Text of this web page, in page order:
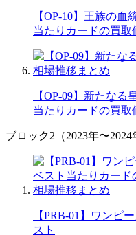
【OP-10】王族の血
当たりカードの買
【OP-09】新たなる
当たりカードの買
ブロック2（2023年〜2024
【PRB-01】ワンピ
スト